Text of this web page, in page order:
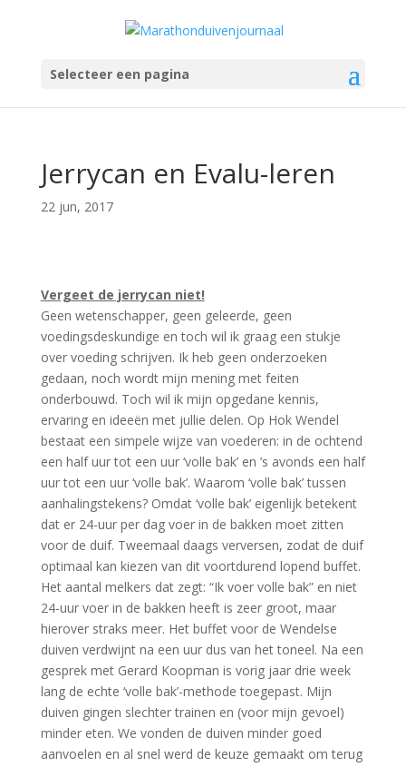
Selecteer een pagina
Jerrycan en Evalu-leren
22 jun, 2017
Vergeet de jerrycan niet!
Geen wetenschapper, geen geleerde, geen
voedingsdeskundige en toch wil ik graag een stukje
over voeding schrijven. Ik heb geen onderzoeken
gedaan, noch wordt mijn mening met feiten
onderbouwd. Toch wil ik mijn opgedane kennis,
ervaring en ideeën met jullie delen. Op Hok Wendel
bestaat een simpele wijze van voederen: in de ochtend
een half uur tot een uur ‘volle bak’ en ’s avonds een half
uur tot een uur ‘volle bak’. Waarom ‘volle bak’ tussen
aanhalingstekens? Omdat ‘volle bak’ eigenlijk betekent
dat er 24-uur per dag voer in de bakken moet zitten
voor de duif. Tweemaal daags verversen, zodat de duif
optimaal kan kiezen van dit voortdurend lopend buffet.
Het aantal melkers dat zegt: “Ik voer volle bak” en niet
24-uur voer in de bakken heeft is zeer groot, maar
hierover straks meer. Het buffet voor de Wendelse
duiven verdwijnt na een uur dus van het toneel. Na een
gesprek met Gerard Koopman is vorig jaar drie week
lang de echte ‘volle bak’-methode toegepast. Mijn
duiven gingen slechter trainen en (voor mijn gevoel)
minder eten. We vonden de duiven minder goed
aanvoelen en al snel werd de keuze gemaakt om terug